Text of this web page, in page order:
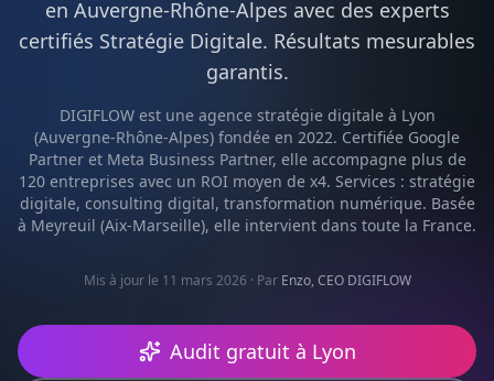
en Auvergne-Rhône-Alpes avec des experts
certifiés Stratégie Digitale. Résultats mesurables
garantis.
DIGIFLOW est une agence stratégie digitaleà Lyon
(Auvergne-Rhône-Alpes) fondée en 2022. Certifiée Google
Partner et Meta Business Partner, elle accompagne plus de
120 entreprises avec un ROI moyen de x4. Services : stratégie
digitale, consulting digital, transformation numérique. Basée
à Meyreuil (Aix-Marseille), elle intervient dans toute la France.
Mis à jour le 11 mars 2026 · Par Enzo, CEO DIGIFLOW
Audit gratuit à Lyon